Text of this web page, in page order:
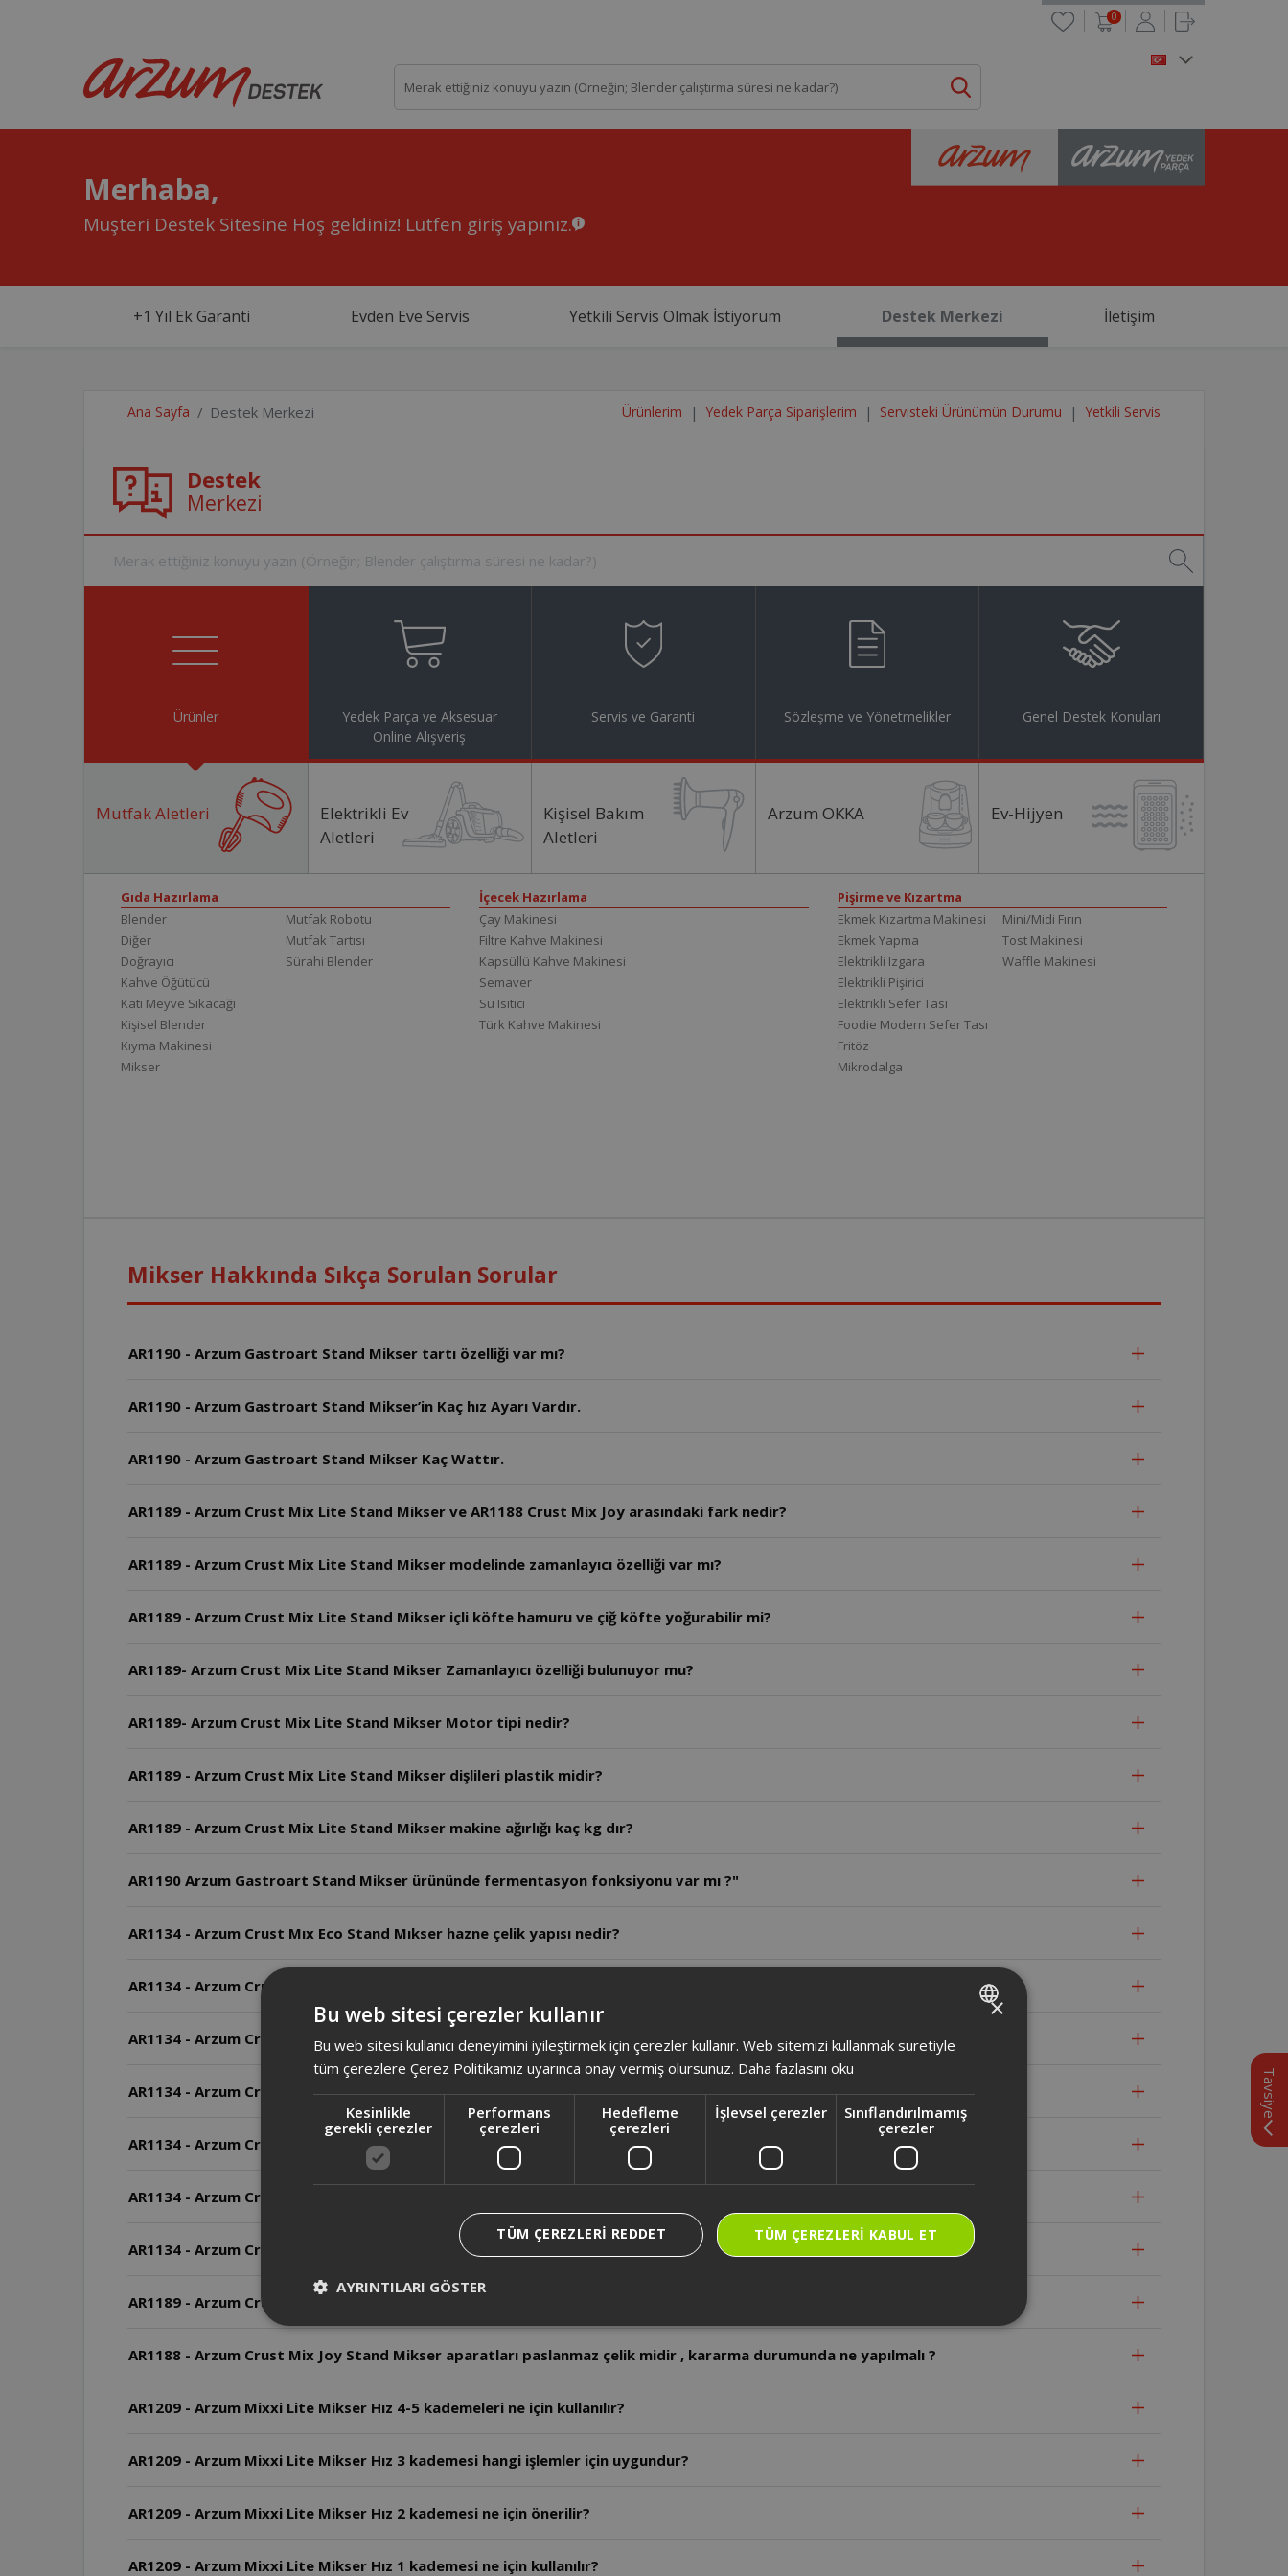
0
Merhaba,
Müşteri Destek Sitesine Hoş geldiniz! Lütfen giriş yapınız.
+1 Yıl Ek Garanti Evden Eve Servis Yetkili Servis Olmak İstiyorum Destek Merkezi İletişim
Ana Sayfa Destek Merkezi Ürünlerim Yedek Parça Siparişlerim Servisteki Ürünümün Durumu Yetkili Servis
Destek
Merkezi
Ürünler
Yedek Parça ve Aksesuar
Online Alışveriş
Servis ve Garanti Sözleşme ve Yönetmelikler Genel Destek Konuları
Mutfak Aletleri
Elektrikli Ev
Aletleri
Kişisel Bakım
Aletleri
Arzum OKKA Ev-Hijyen
Gıda Hazırlama
Blender
Diğer
Doğrayıcı
Kahve Öğütücü
Katı Meyve Sıkacağı
Kişisel Blender
Kıyma Makinesi
Mikser
Mutfak Robotu
Mutfak Tartısı
Sürahi Blender
İçecek Hazırlama
Çay Makinesi
Filtre Kahve Makinesi
Kapsüllü Kahve Makinesi
Semaver
Su Isıtıcı
Türk Kahve Makinesi
Pişirme ve Kızartma
Ekmek Kızartma Makinesi
Ekmek Yapma
Elektrikli Izgara
Elektrikli Pişirici
Elektrikli Sefer Tası
Foodie Modern Sefer Tası
Fritöz
Mikrodalga
Mini/Midi Fırın
Tost Makinesi
Waffle Makinesi
Mikser Hakkında Sıkça Sorulan Sorular
AR1190 - Arzum Gastroart Stand Mikser tartı özelliği var mı?
AR1190 - Arzum Gastroart Stand Mikser’in Kaç hız Ayarı Vardır.
AR1190 - Arzum Gastroart Stand Mikser Kaç Wattır.
AR1189 - Arzum Crust Mix Lite Stand Mikser ve AR1188 Crust Mix Joy arasındaki fark nedir?
AR1189 - Arzum Crust Mix Lite Stand Mikser modelinde zamanlayıcı özelliği var mı?
AR1189 - Arzum Crust Mix Lite Stand Mikser içli köfte hamuru ve çiğ köfte yoğurabilir mi?
AR1189- Arzum Crust Mix Lite Stand Mikser Zamanlayıcı özelliği bulunuyor mu?
AR1189- Arzum Crust Mix Lite Stand Mikser Motor tipi nedir?
AR1189 - Arzum Crust Mix Lite Stand Mikser dişlileri plastik midir?
AR1189 - Arzum Crust Mix Lite Stand Mikser makine ağırlığı kaç kg dır?
AR1190 Arzum Gastroart Stand Mikser ürününde fermentasyon fonksiyonu var mı ?"
AR1134 - Arzum Crust Mıx Eco Stand Mıkser hazne çelik yapısı nedir?
AR1134 - Arzum Crust Mıx Eco Stand Mıkser en fazla ne kadar süre çalıştırılabilir?
AR1134 - Arzum Crust Mıx Eco Stand Mıkser haznesi kaç litredir?
AR1134 - Arzum Crust Mıx Eco Stand Mıkser ürün ağırlığı nedir?
AR1134 - Arzum Crust Mıx Eco Stand Mıkser kaç wattır?
AR1134 - Arzum Crust Mıx Eco Stand Mıkser aparatları bulaşık makinesinde yıkanabilir mi?
AR1134 - Arzum Crust Mıx Eco Stand Mıkser çırpıcıların malzemesi nedir?
AR1189 - Arzum Crust Mix Lite Stand Mikserin ana gövde malzemesi nedir ?
AR1188 - Arzum Crust Mix Joy Stand Mikser aparatları paslanmaz çelik midir , kararma durumunda ne yapılmalı ?
AR1209 - Arzum Mixxi Lite Mikser Hız 4-5 kademeleri ne için kullanılır?
AR1209 - Arzum Mixxi Lite Mikser Hız 3 kademesi hangi işlemler için uygundur?
AR1209 - Arzum Mixxi Lite Mikser Hız 2 kademesi ne için önerilir?
AR1209 - Arzum Mixxi Lite Mikser Hız 1 kademesi ne için kullanılır?
Tavsiye
TURKISH
×
Bu web sitesi çerezler kullanır
Bu web sitesi kullanıcı deneyimini iyileştirmek için çerezler kullanır. Web sitemizi kullanmak suretiyle
tüm çerezlere Çerez Politikamız uyarınca onay vermiş olursunuz. Daha fazlasını oku
Kesinlikle
gerekli çerezler
Performans
çerezleri
Hedefleme
çerezleri
İşlevsel çerezler
Sınıflandırılmamış
çerezler
TÜM ÇEREZLERI KABUL ET
TÜM ÇEREZLERI REDDET
AYRINTILARI GÖSTER